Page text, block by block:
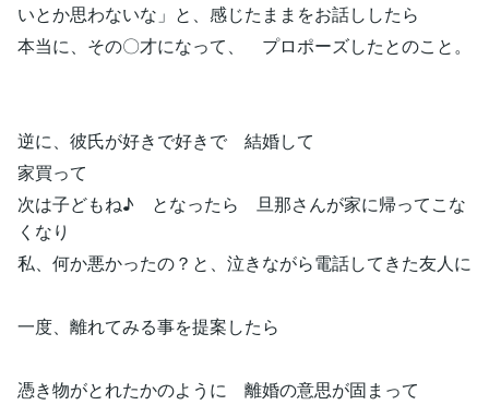
いとか思わないな」と、感じたままをお話ししたら
本当に、その〇才になって、 プロポーズしたとのこと。
逆に、彼氏が好きで好きで 結婚して
家買って
次は子どもね♪ となったら 旦那さんが家に帰ってこな
くなり
私、何か悪かったの？と、泣きながら電話してきた友人に
一度、離れてみる事を提案したら
憑き物がとれたかのように 離婚の意思が固まって